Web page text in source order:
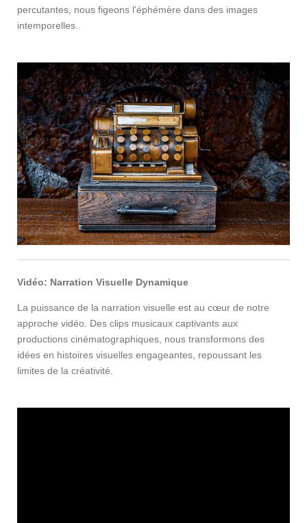
percutantes, nous figeons l'éphémère dans des images
intemporelles.
Vidéo: Narration Visuelle Dynamique
La puissance de la narration visuelle est au cœur de notre
approche vidéo. Des clips musicaux captivants aux
productions cinématographiques, nous transformons des
idées en histoires visuelles engageantes, repoussant les
limites de la créativité.